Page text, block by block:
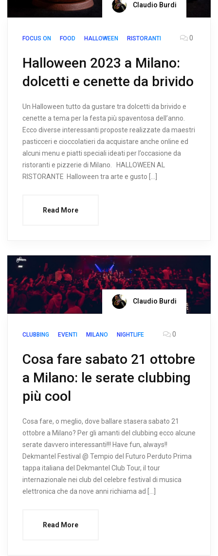
Claudio Burdi
FOCUS ON FOOD HALLOWEEN RISTORANTI 0
Halloween 2023 a Milano:
dolcetti e cenette da brivido
Un Halloween tutto da gustare tra dolcetti da brivido e
cenette a tema per la festa più spaventosa dell’anno.
Ecco diverse interessanti proposte realizzate da maestri
pasticceri e cioccolatieri da acquistare anche online ed
alcuni menu e piatti speciali ideati per l’occasione da
ristoranti e pizzerie di Milano. HALLOWEEN AL
RISTORANTE Halloween tra arte e gusto […]
Read More
Claudio Burdi
CLUBBING EVENTI MILANO NIGHTLIFE 0
Cosa fare sabato 21 ottobre
a Milano: le serate clubbing
più cool
Cosa fare, o meglio, dove ballare stasera sabato 21
ottobre a Milano? Per gli amanti del clubbing ecco alcune
serate davvero interessanti!!! Have fun, always!!
Dekmantel Festival @ Tempio del Futuro Perduto Prima
tappa italiana del Dekmantel Club Tour, il tour
internazionale nei club del celebre festival di musica
elettronica che da nove anni richiama ad […]
Read More